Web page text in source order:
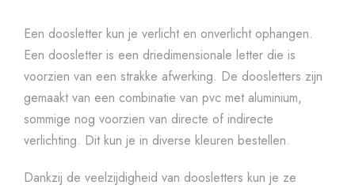
Een doosletter kun je verlicht en onverlicht ophangen.
Een doosletter is een driedimensionale letter die is
voorzien van een strakke afwerking. De doosletters zijn
gemaakt van een combinatie van pvc met aluminium,
sommige nog voorzien van directe of indirecte
verlichting. Dit kun je in diverse kleuren bestellen.
Dankzij de veelzijdigheid van doosletters kun je ze